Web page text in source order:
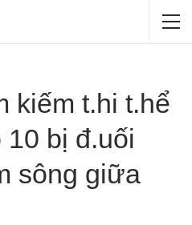
kiếm t.hi t.hể
bị đ.uối
sông giữa